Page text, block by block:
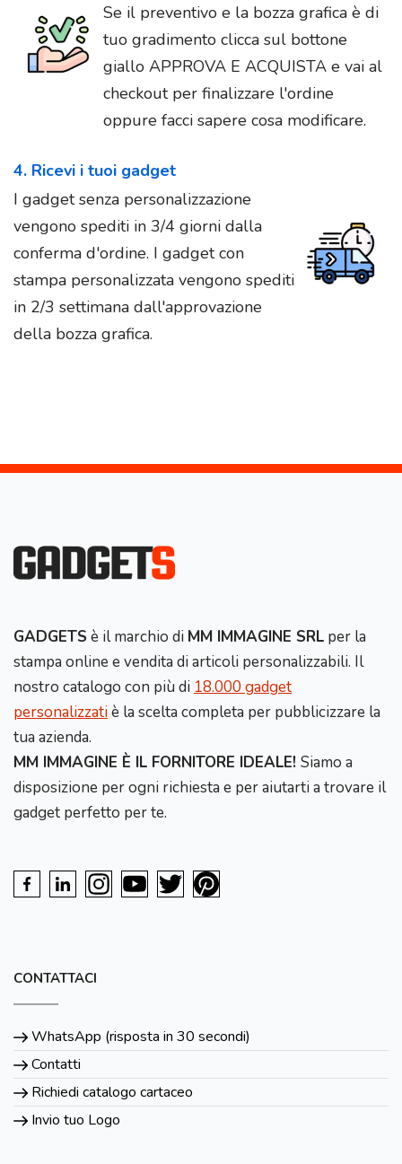
Se il preventivo e la bozza grafica è di
tuo gradimento clicca sul bottone
giallo APPROVA E ACQUISTA e vai al
checkout per finalizzare l'ordine
oppure facci sapere cosa modificare.
4. Ricevi i tuoi gadget
I gadget senza personalizzazione
vengono spediti in 3/4 giorni dalla
conferma d'ordine. I gadget con
stampa personalizzata vengono spediti
in 2/3 settimana dall'approvazione
della bozza grafica.
GADGETS è il marchio di MM IMMAGINE SRL per la
stampa online e vendita di articoli personalizzabili. Il
nostro catalogo con più di 18.000 gadget
personalizzatiè la scelta completa per pubblicizzare la
tua azienda.
MM IMMAGINE È IL FORNITORE IDEALE! Siamo a
disposizione per ogni richiesta e per aiutarti a trovare il
gadget perfetto per te.
CONTATTACI
WhatsApp (risposta in 30 secondi)
Contatti
Richiedi catalogo cartaceo
Invio tuo Logo